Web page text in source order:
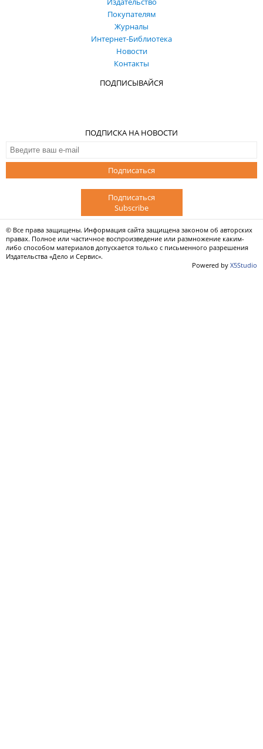
Покупателям
Журналы
Интернет-Библиотека
Новости
Контакты
ПОДПИСЫВАЙСЯ
ПОДПИСКА НА НОВОСТИ
Подписаться
Подписаться
Subscribe
© Все права защищены. Информация сайта защищена законом об авторских
правах. Полное или частичное воспроизведение или размножение каким-
либо способом материалов допускается только с письменного разрешения
Издательства «Дело и Сервис».
Powered by X5Studio